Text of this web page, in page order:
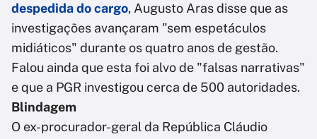
despedida do cargo, Augusto Aras disse que as
investigações avançaram "sem espetáculos
midiáticos" durante os quatro anos de gestão.
Falou ainda que esta foi alvo de "falsas narrativas"
e que a PGR investigou cerca de 500 autoridades.
Blindagem
O ex-procurador-geral da República Cláudio